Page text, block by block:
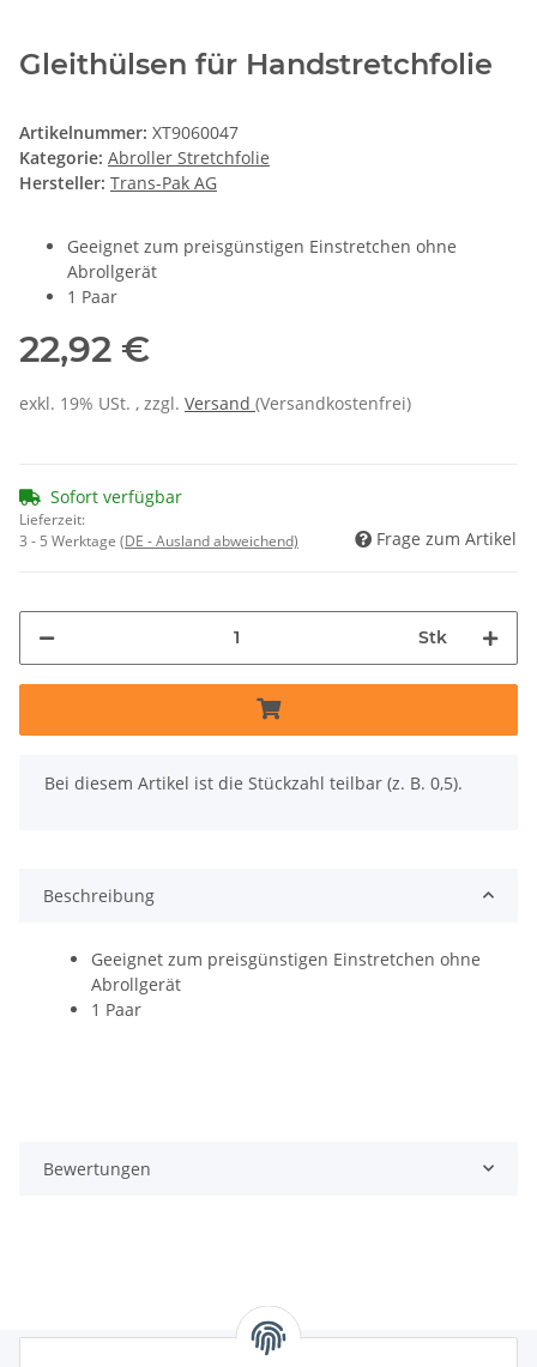
Gleithülsen für Handstretchfolie
Artikelnummer: XT9060047
Kategorie: Abroller Stretchfolie
Hersteller: Trans-Pak AG
Geeignet zum preisgünstigen Einstretchen ohne
Abrollgerät
1 Paar
22,92 €
exkl. 19% USt. , zzgl. Versand (Versandkostenfrei)
Sofort verfügbar
Lieferzeit:
3 - 5 Werktage (DE - Ausland abweichend) Frage zum Artikel
Stk
x
Bei diesem Artikel ist die Stückzahl teilbar (z. B. 0,5).
Beschreibung
Geeignet zum preisgünstigen Einstretchen ohne
Abrollgerät
1 Paar
Bewertungen